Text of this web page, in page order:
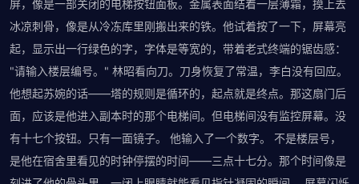
屏，像是一部关闭的电梯按钮面板。金属表面结着一层薄霜，摸上去
冰凉刺骨，像是从冷冻库里刚搬出来的铁。他试着按了一下，屏幕亮
起，显示出一行绿色的字，字体是等宽的，带着老式终端的锯齿感：
"请输入楼层编号。" 林昭看向刀。刀身恢复了常温，李白没有回应。
他想起苏婉的话——塔的规则是循环的，起点就是终点。那这扇门后
面，应该是他进入副本时的那个电梯间。但电梯间没有监控屏幕。没
有十七个按钮。只有一面镜子。 他输入了一个数字。 不是楼层号，
是他在宿舍里看见的时钟停摆的时间——三点十七分。那个时间像是